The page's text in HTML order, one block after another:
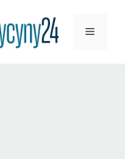
Menu